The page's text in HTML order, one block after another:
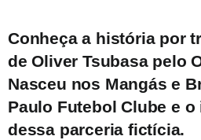
Conheça a história por
de Oliver Tsubasa pelo
Nasceu nos Mangás e
Paulo Futebol Clube e
dessa parceria fictícia.